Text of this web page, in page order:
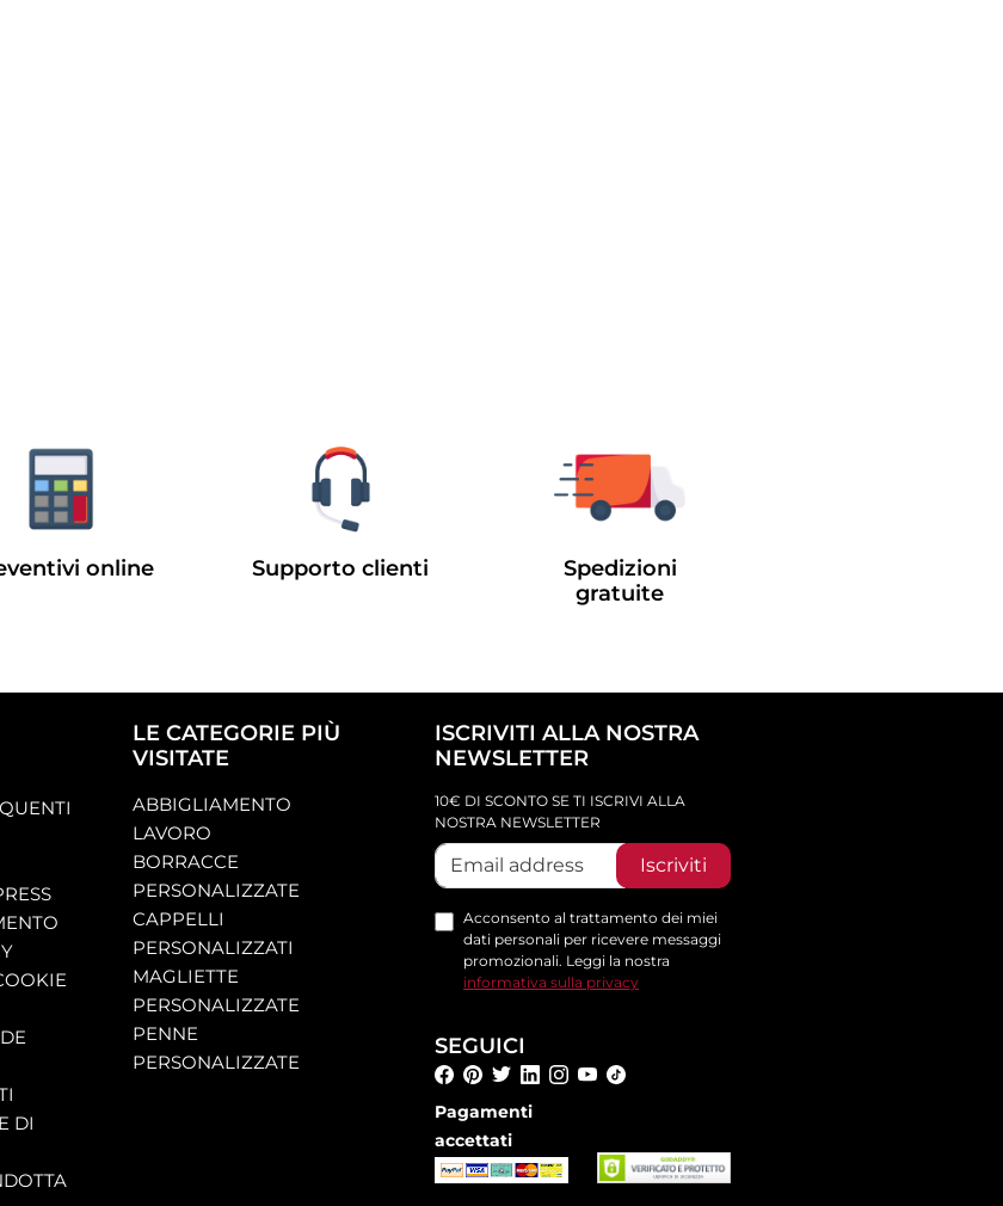
online Supporto clienti
Spedizioni
gratuite
DI
LE CATEGORIE PIÙ
VISITATE
ABBIGLIAMENTO
LAVORO
BORRACCE
PERSONALIZZATE
CAPPELLI
PERSONALIZZATI
MAGLIETTE
PERSONALIZZATE
PENNE
PERSONALIZZATE
ISCRIVITI ALLA NOSTRA
NEWSLETTER
10€ DI SCONTO SE TI ISCRIVI ALLA
NOSTRA NEWSLETTER
Iscriviti
Acconsento al trattamento dei miei
dati personali per ricevere messaggi
promozionali. Leggi la nostra
informativa sulla privacy
SEGUICI
Pagamenti
accettati